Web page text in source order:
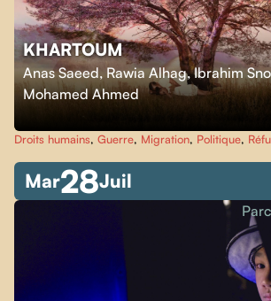
KHARTOUM
Anas Saeed, Rawia Alhag, Ibrahim
Mohamed Ahmed
Droits humains, Guerre, Migration, Politique,
Mar28Juil